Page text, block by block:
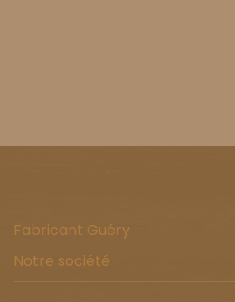
Fabricant Guéry
Notre société